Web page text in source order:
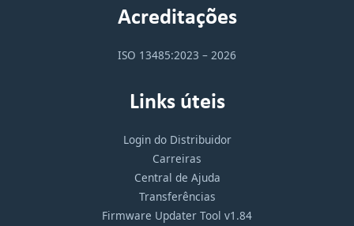
Acreditações
ISO 13485:2023 – 2026
Links úteis
Login do Distribuidor
Carreiras
Central de Ajuda
Transferências
Firmware Updater Tool v1.84